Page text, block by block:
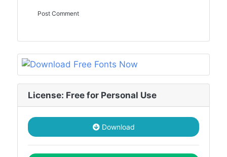
License: Free for Personal Use
Download